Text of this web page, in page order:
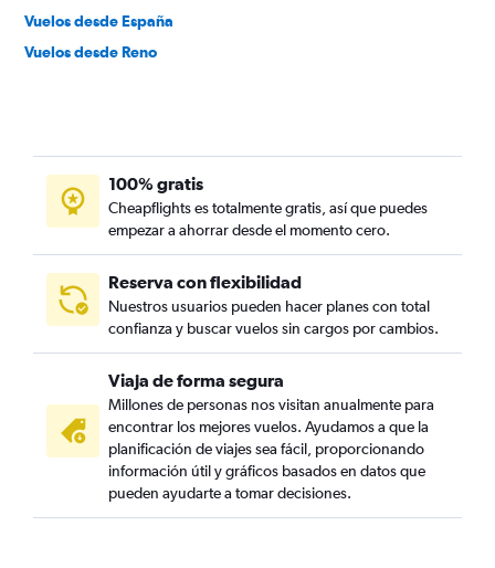
Vuelos desde España
Vuelos desde Reno
100% gratis
Cheapflights es totalmente gratis, así que puedes
empezar a ahorrar desde el momento cero.
Reserva con flexibilidad
Nuestros usuarios pueden hacer planes con total
confianza y buscar vuelos sin cargos por cambios.
Viaja de forma segura
Millones de personas nos visitan anualmente para
encontrar los mejores vuelos. Ayudamos a que la
planificación de viajes sea fácil, proporcionando
información útil y gráficos basados en datos que
pueden ayudarte a tomar decisiones.